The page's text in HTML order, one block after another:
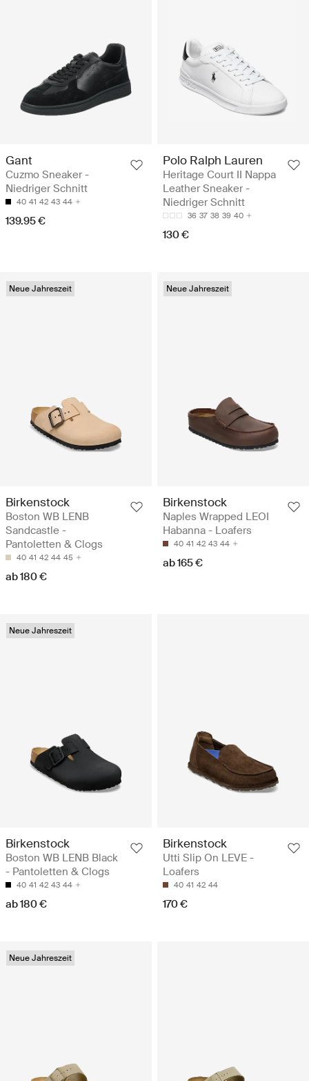
Gant
Cuzmo Sneaker -
Niedriger Schnitt
40 41 42 43 44
139.95 €
Polo Ralph Lauren
Heritage Court II Nappa
Leather Sneaker -
Niedriger Schnitt
36 37 38 39 40
130 €
Neue Jahreszeit
Birkenstock
Boston WB LENB
Sandcastle -
Pantoletten & Clogs
40 41 42 44 45
ab 180 €
Neue Jahreszeit
Birkenstock
Naples Wrapped LEOI
Habanna - Loafers
40 41 42 43 44
ab 165 €
Neue Jahreszeit
Birkenstock
Boston WB LENB Black
- Pantoletten & Clogs
40 41 42 43 44
ab 180 €
Birkenstock
Utti Slip On LEVE -
Loafers
40 41 42 44
170 €
Neue Jahreszeit